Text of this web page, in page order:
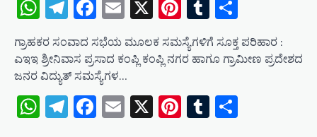
WhatsApp
Telegram
Facebook
Email
X Pinterest
Tumblr
ಗ್ರಾಹಕರ ಸಂವಾದ ಸಭೆಯ ಮೂಲಕ ಸಮಸ್ಯೆಗಳಿಗೆ ಸೂಕ್ತ ಪರಿಹಾರ :
ಎಇಇ ಶ್ರೀನಿವಾಸ ಪ್ರಸಾದ ಕಂಪ್ಲಿ ಕಂಪ್ಲಿ ನಗರ ಹಾಗೂ ಗ್ರಾಮೀಣ ಪ್ರದೇಶದ
ಜನರ ವಿದ್ಯುತ್ ಸಮಸ್ಯೆಗಳ…
WhatsApp
Telegram
Facebook
Email
X Pinterest
Tumblr